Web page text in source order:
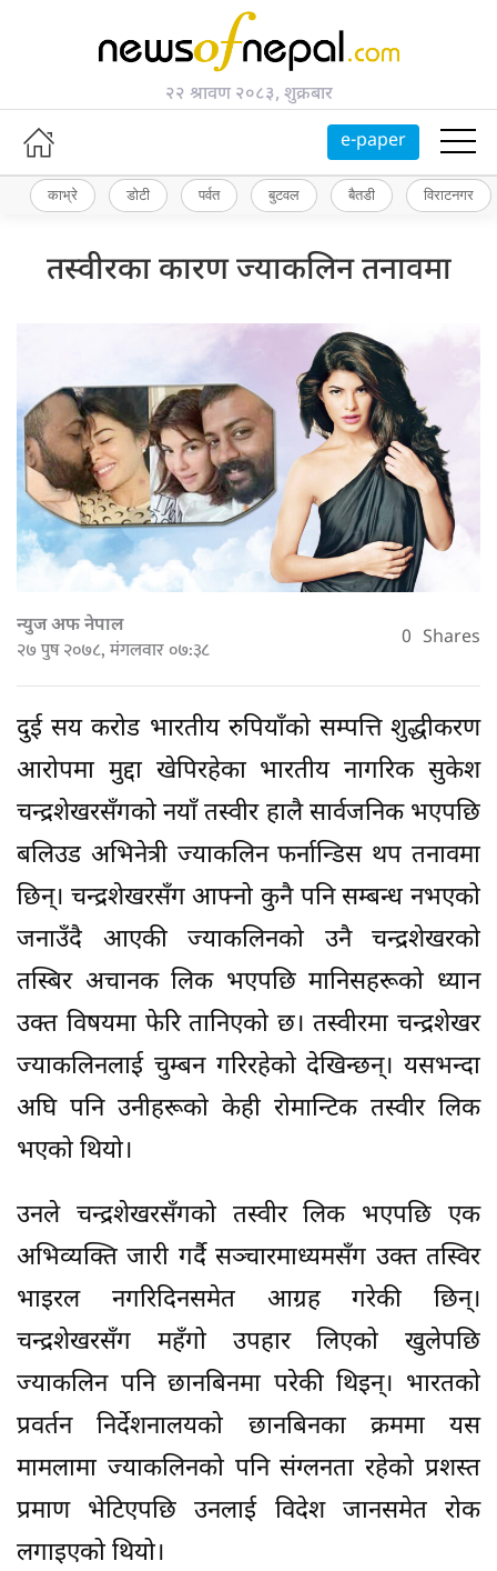
२२ श्रावण २०८३, शुक्रबार
e-paper
काभ्रे डोटी पर्वत बुटवल बैतडी विराटनगर
तस्वीरका कारण ज्याकलिन तनावमा
न्युज अफ नेपाल
२७ पुष २०७८, मंगलवार ०७:३८ 0 Shares
दुई सय करोड भारतीय रुपियाँको सम्पत्ति शुद्धीकरण
आरोपमा मुद्दा खेपिरहेका भारतीय नागरिक सुकेश
चन्द्रशेखरसँगको नयाँ तस्वीर हालै सार्वजनिक भएपछि
बलिउड अभिनेत्री ज्याकलिन फर्नान्डिस थप तनावमा
छिन्। चन्द्रशेखरसँग आफ्नो कुनै पनि सम्बन्ध नभएको
जनाउँदै आएकी ज्याकलिनको उनै चन्द्रशेखरको
तस्बिर अचानक लिक भएपछि मानिसहरूको ध्यान
उक्त विषयमा फेरि तानिएको छ। तस्वीरमा चन्द्रशेखर
ज्याकलिनलाई चुम्बन गरिरहेको देखिन्छन्। यसभन्दा
अघि पनि उनीहरूको केही रोमान्टिक तस्वीर लिक
भएको थियो।
उनले चन्द्रशेखरसँगको तस्वीर लिक भएपछि एक
अभिव्यक्ति जारी गर्दै सञ्चारमाध्यमसँग उक्त तस्विर
भाइरल नगरिदिनसमेत आग्रह गरेकी छिन्।
चन्द्रशेखरसँग महँगो उपहार लिएको खुलेपछि
ज्याकलिन पनि छानबिनमा परेकी थिइन्। भारतको
प्रवर्तन निर्देशनालयको छानबिनका क्रममा यस
मामलामा ज्याकलिनको पनि संग्लनता रहेको प्रशस्त
प्रमाण भेटिएपछि उनलाई विदेश जानसमेत रोक
लगाइएको थियो।